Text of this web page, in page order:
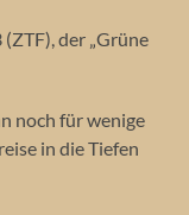
der „Grüne
noch für wenige
in die Tiefen